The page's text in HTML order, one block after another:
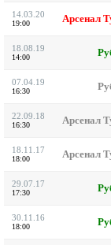
14.03.20
19:00 Арсенал
18.08.19
14:00
07.04.19
16:30
22.09.18
16:30 Арсенал
18.11.17
18:00 Арсенал
29.07.17
17:30
30.11.16
18:00